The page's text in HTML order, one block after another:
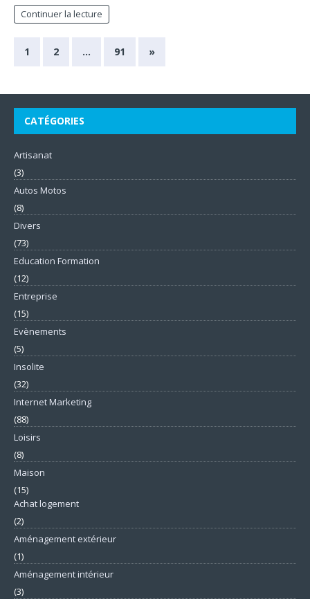
Continuer la lecture
1 2 … 91 »
CATÉGORIES
Artisanat
(3)
Autos Motos
(8)
Divers
(73)
Education Formation
(12)
Entreprise
(15)
Evènements
(5)
Insolite
(32)
Internet Marketing
(88)
Loisirs
(8)
Maison
(15)
Achat logement
(2)
Aménagement extérieur
(1)
Aménagement intérieur
(3)